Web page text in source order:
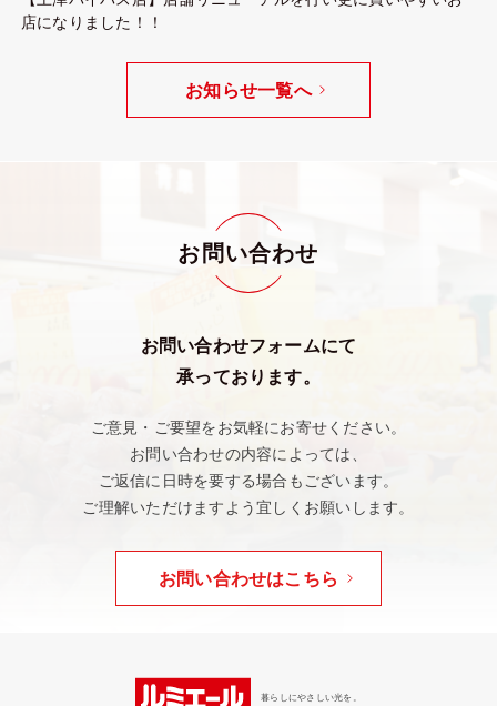
店になりました！！
お知らせ一覧へ
お問い合わせ
お問い合わせフォームにて
承っております。
ご意見・ご要望をお気軽にお寄せください。
お問い合わせの内容によっては、
ご返信に日時を要する場合もございます。
ご理解いただけますよう宜しくお願いします。
お問い合わせはこちら
暮らしにやさしい光を。